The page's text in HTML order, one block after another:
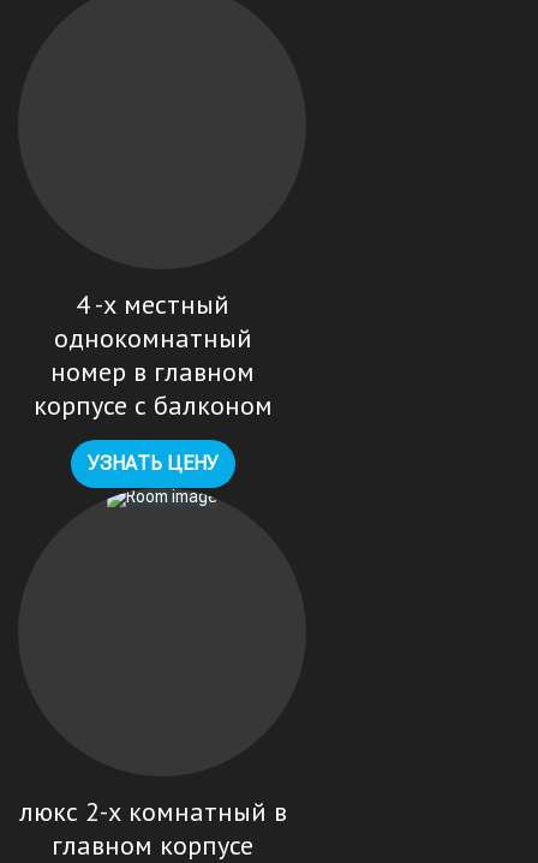
4 -х местный
однокомнатный
номер в главном
корпусе с балконом
УЗНАТЬ ЦЕНУ
люкс 2-х комнатный в
главном корпусе